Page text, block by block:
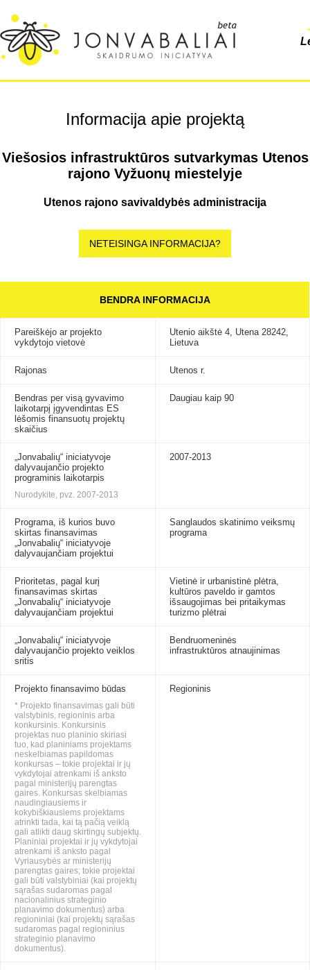
Informacija apie projektą
Viešosios infrastruktūros sutvarkymas Utenos
rajono Vyžuonų miestelyje
Utenos rajono savivaldybės administracija
NETEISINGA INFORMACIJA?
BENDRA INFORMACIJA
Pareiškėjo ar projekto
vykdytojo vietovė
Utenio aikštė 4, Utena 28242,
Lietuva
Rajonas Utenos r.
Bendras per visą gyvavimo
laikotarpį įgyvendintas ES
lėšomis finansuotų projektų
skaičius
Daugiau kaip 90
„Jonvabalių“ iniciatyvoje
dalyvaujančio projekto
programinis laikotarpis
Nurodykite, pvz. 2007-2013
2007-2013
Programa, iš kurios buvo
skirtas finansavimas
„Jonvabalių“ iniciatyvoje
dalyvaujančiam projektui
Sanglaudos skatinimo veiksmų
programa
Prioritetas, pagal kurį
finansavimas skirtas
„Jonvabalių“ iniciatyvoje
dalyvaujančiam projektui
Vietinė ir urbanistinė plėtra,
kultūros paveldo ir gamtos
išsaugojimas bei pritaikymas
turizmo plėtrai
„Jonvabalių“ iniciatyvoje
dalyvaujančio projekto veiklos
sritis
Bendruomeninės
infrastruktūros atnaujinimas
Projekto finansavimo būdas
* Projekto finansavimas gali būti
valstybinis, regioninis arba
konkursinis. Konkursinis
projektas nuo planinio skiriasi
tuo, kad planiniams projektams
neskelbiamas papildomas
konkursas – tokie projektai ir jų
vykdytojai atrenkami iš anksto
pagal ministerijų parengtas
gaires. Konkursas skelbiamas
naudingiausiems ir
kokybiškiausiems projektams
atrinkti tada, kai tą pačią veiklą
gali atlikti daug skirtingų subjektų.
Planiniai projektai ir jų vykdytojai
atrenkami iš anksto pagal
Vyriausybės ar ministerijų
parengtas gaires; tokie projektai
gali būti valstybiniai (kai projektų
sąrašas sudaromas pagal
nacionalinius strateginio
planavimo dokumentus) arba
regioniniai (kai projektų sąrašas
sudaromas pagal regioninius
strateginio planavimo
dokumentus).
Regioninis